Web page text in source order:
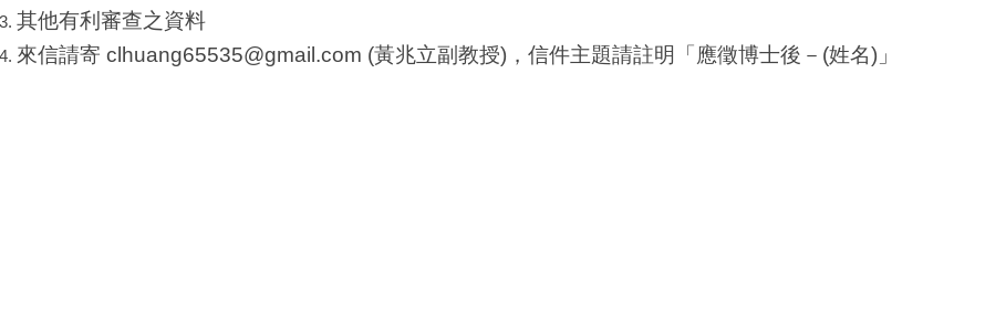
其他有利審查之資料
來信請寄 clhuang65535@gmail.com (黃兆立副教授)，信件主題請註明「應徵博士後－(姓名)」